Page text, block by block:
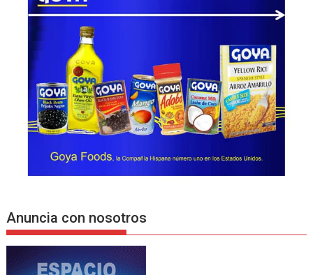
Anuncia con nosotros